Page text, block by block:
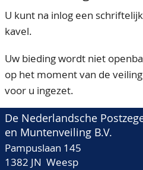
U kunt na inlog een
kavel.
Uw bieding wordt niet
op het moment van de
voor u ingezet.
De Nederlandsche
en Muntenveiling B.V.
Pampuslaan 145
1382 JN Weesp